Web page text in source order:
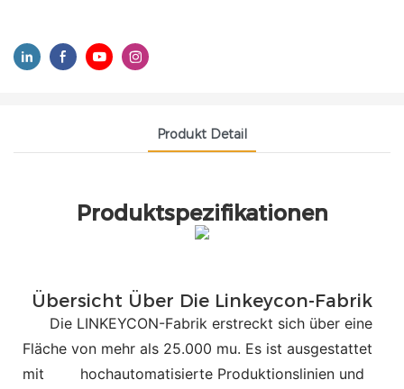
Produkt Detail
Produktspezifikationen
Übersicht Über Die Linkeycon-Fabrik
Die LINKEYCON-Fabrik erstreckt sich über eine
Fläche von mehr als 25.000 mu. Es ist ausgestattet
mit
hochautomatisierte Produktionslinien und